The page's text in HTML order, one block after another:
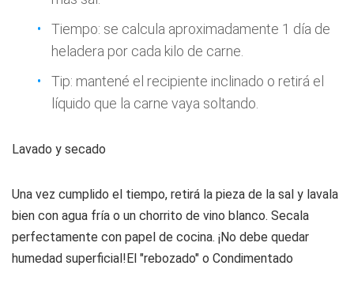
Tiempo: se calcula aproximadamente 1 día de
heladera por cada kilo de carne.
Tip: mantené el recipiente inclinado o retirá el
líquido que la carne vaya soltando.
Lavado y secado
Una vez cumplido el tiempo, retirá la pieza de la sal y lavala
bien con agua fría o un chorrito de vino blanco. Secala
perfectamente con papel de cocina. ¡No debe quedar
humedad superficial!El "rebozado" o Condimentado